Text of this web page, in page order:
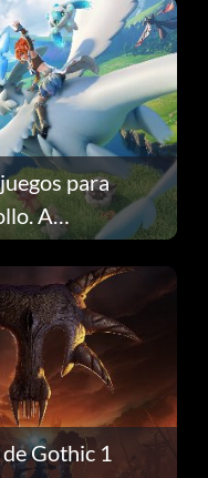
para
A
por qué.
Gothic 1